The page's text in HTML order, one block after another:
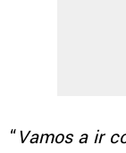
“Vamos a ir